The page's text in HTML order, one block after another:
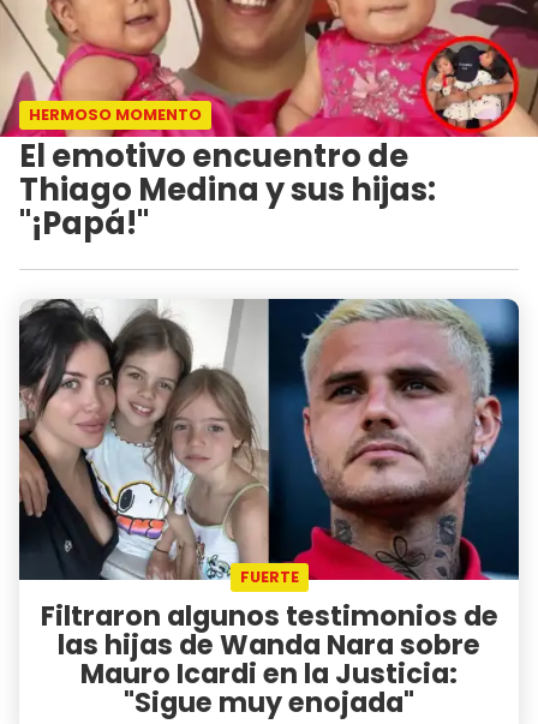
HERMOSO MOMENTO
El emotivo encuentro de
Thiago Medina y sus hijas:
"¡Papá!"
FUERTE
Filtraron algunos testimonios de
las hijas de Wanda Nara sobre
Mauro Icardi en la Justicia:
"Sigue muy enojada"